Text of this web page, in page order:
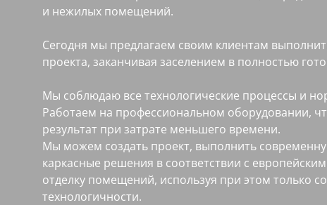
и нежилых помещений.
Сегодня мы предлагаем своим клиентам
проекта, заканчивая заселением в полностью
Мы соблюдаю все технологические процессы и
Работаем на профессиональном оборудовании,
результат при затрате меньшего времени.
Мы можем создать проект, выполнить
каркасные решения в соответствии с
отделку помещений, используя при этом только
технологичности.